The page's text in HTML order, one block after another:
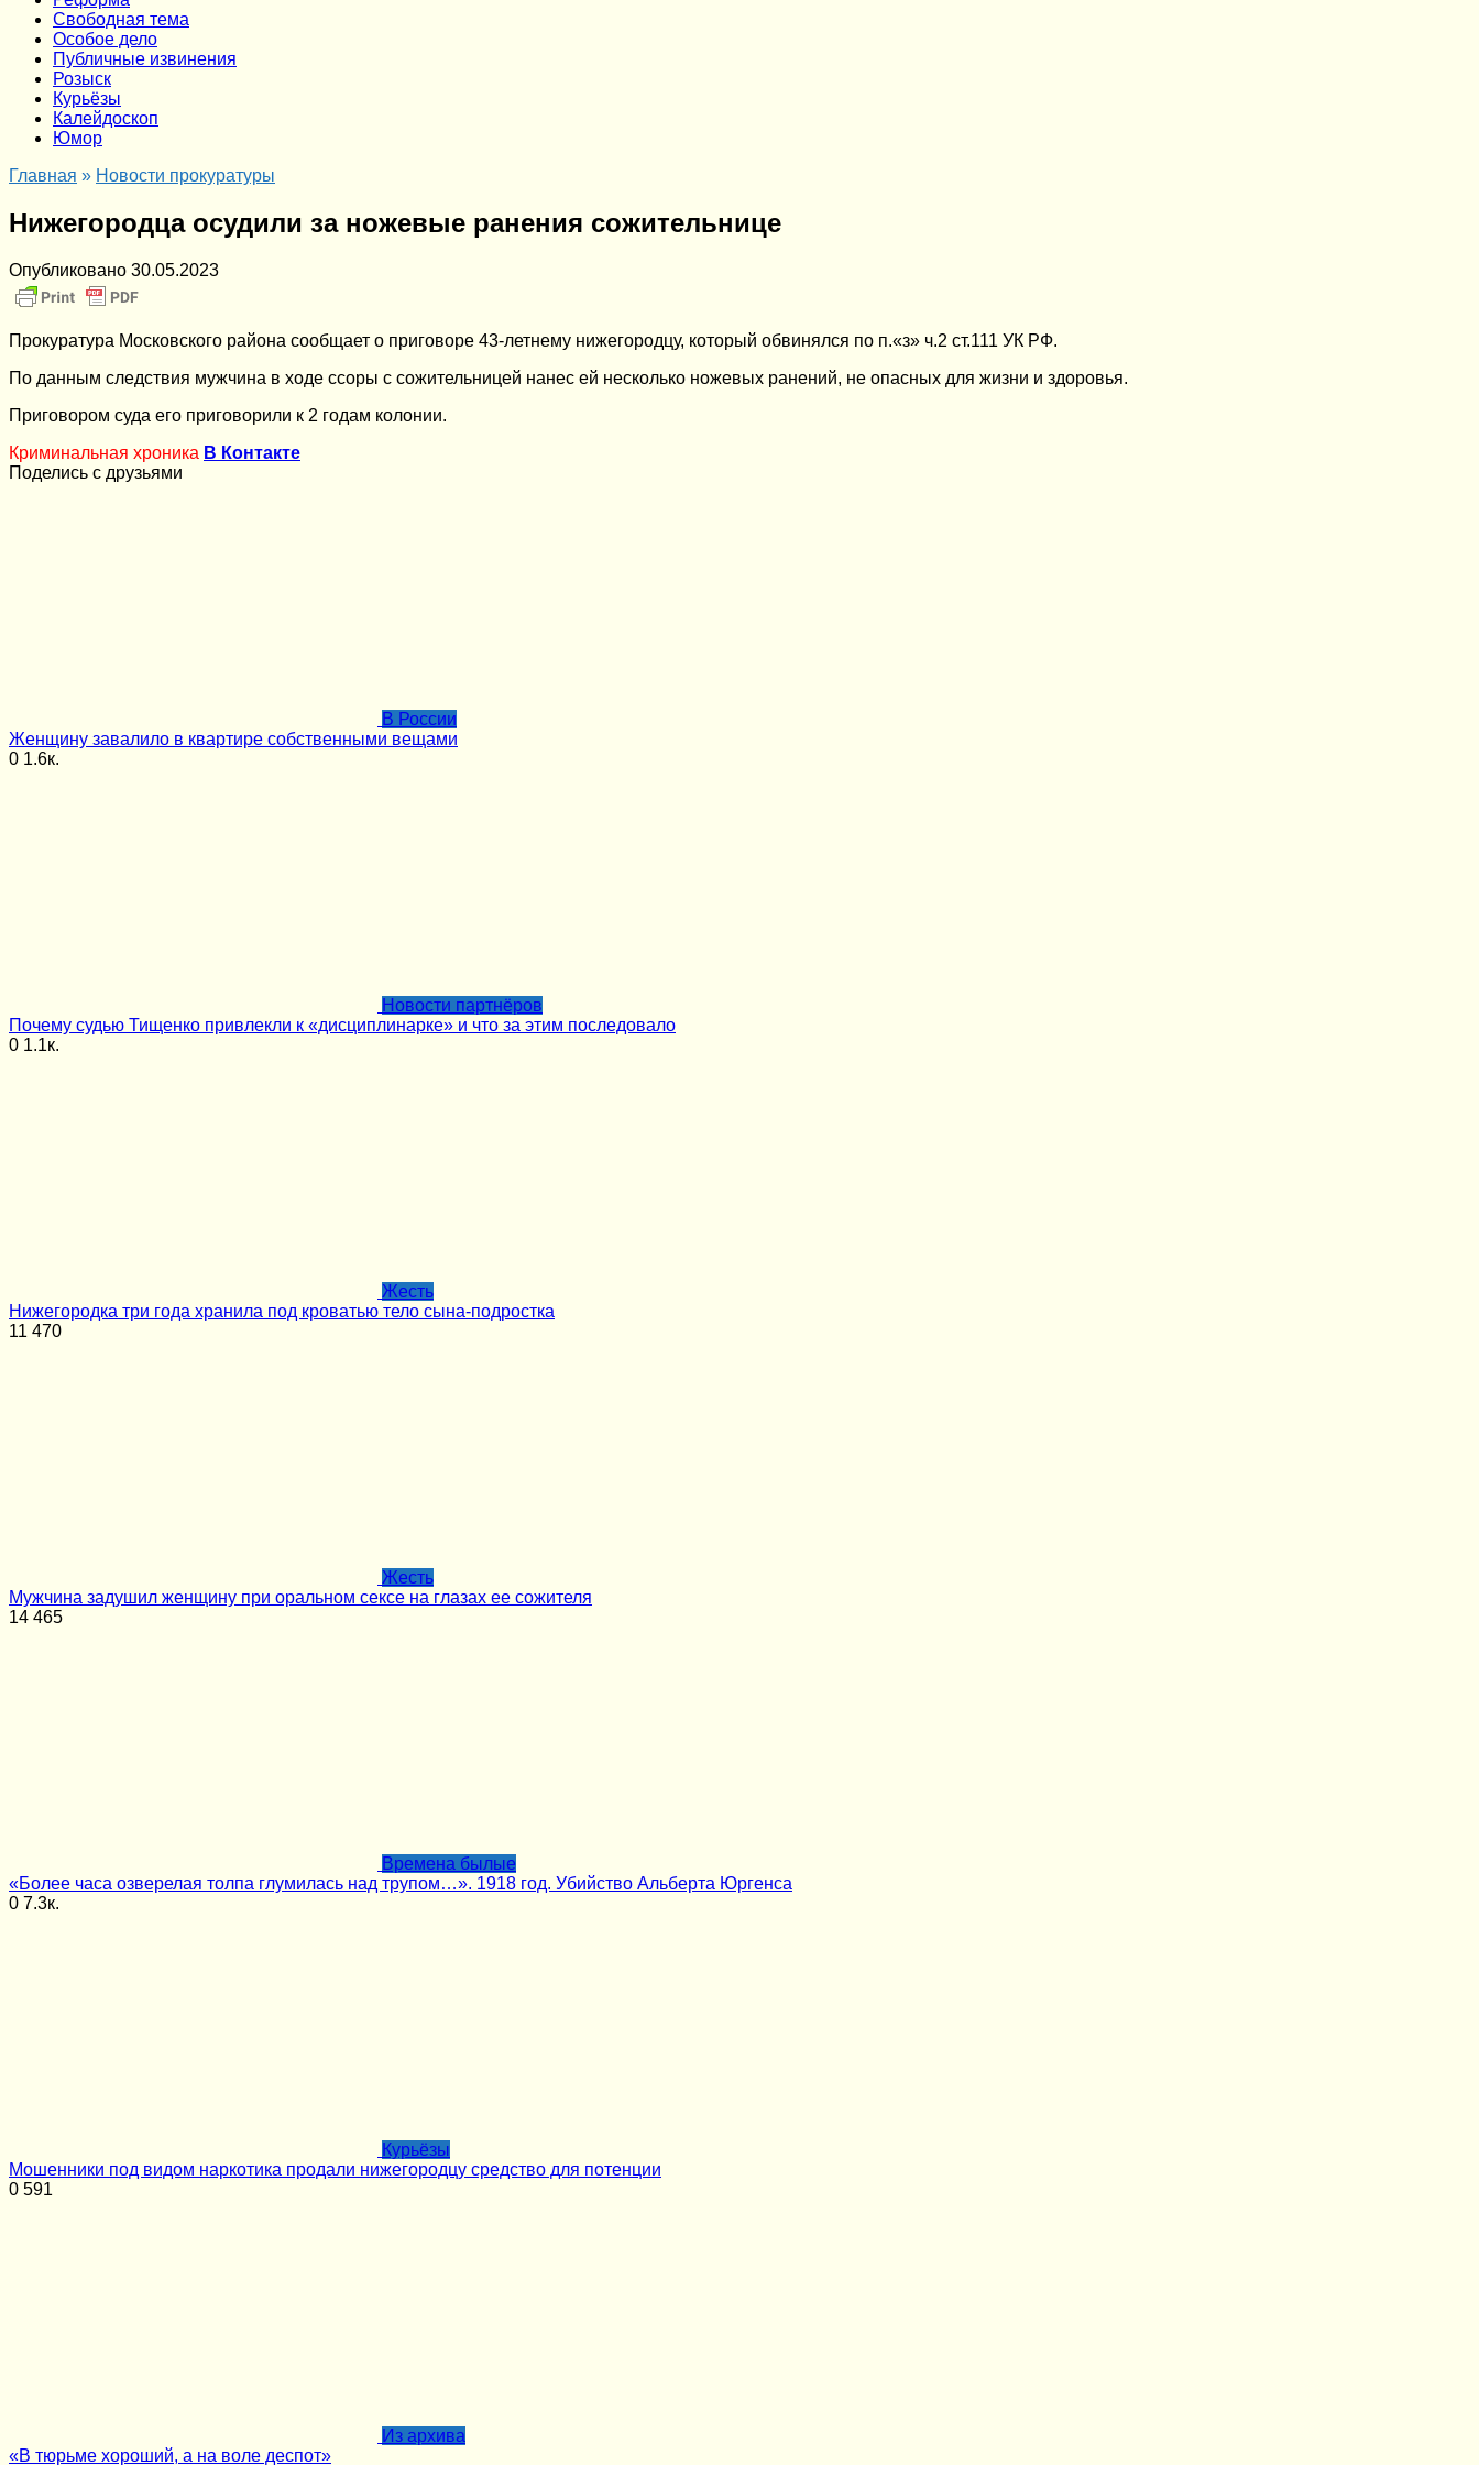
Cвободная тема
Особое дело
Публичные извинения
Розыск
Курьёзы
Калейдоскоп
Юмор
Главная » Новости прокуратуры
Нижегородца осудили за ножевые ранения сожительнице
Опубликовано 30.05.2023
Прокуратура Московского района сообщает о приговоре 43-летнему нижегородцу, который обвинялся по п.«з» ч.2 ст.111 УК РФ.
По данным следствия мужчина в ходе ссоры с сожительницей нанес ей несколько ножевых ранений, не опасных для жизни и здоровья.
Приговором суда его приговорили к 2 годам колонии.
Криминальная хроника В Контакте
Поделись с друзьями
В России
Женщину завалило в квартире собственными вещами
0 1.6к.
Новости партнёров
Почему судью Тищенко привлекли к «дисциплинарке» и что за этим последовало
0 1.1к.
Жесть
Нижегородка три года хранила под кроватью тело сына-подростка
11 470
Жесть
Мужчина задушил женщину при оральном сексе на глазах ее сожителя
14 465
Времена былые
«Более часа озверелая толпа глумилась над трупом…». 1918 год. Убийство Альберта Юргенса
0 7.3к.
Курьёзы
Мошенники под видом наркотика продали нижегородцу средство для потенции
0 591
Из архива
«В тюрьме хороший, а на воле деспот»